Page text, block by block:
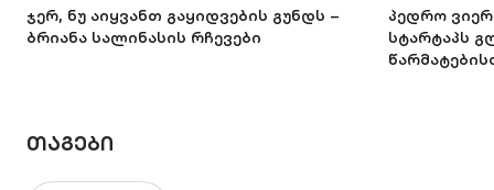
ჯერ, ნუ აიყვანთ გაყიდვების გუნდს –
ბრიანა სალინასის რჩევები
პედრო
სტარტაპს
ᲗᲐᲒᲔᲑᲘ